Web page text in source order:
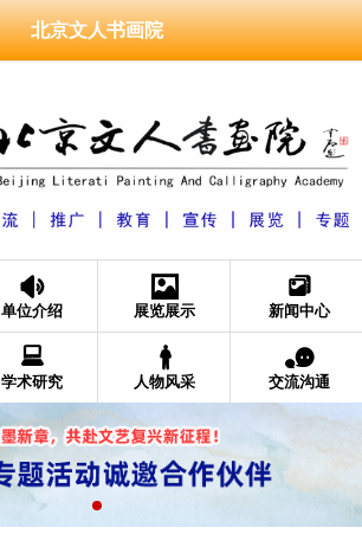
北京文人书画院
󰁑
单位介绍
󰁄
展览展示
󰆘
新闻中心
󰂧
学术研究
󰂐
人物风采
󰂮
交流沟通